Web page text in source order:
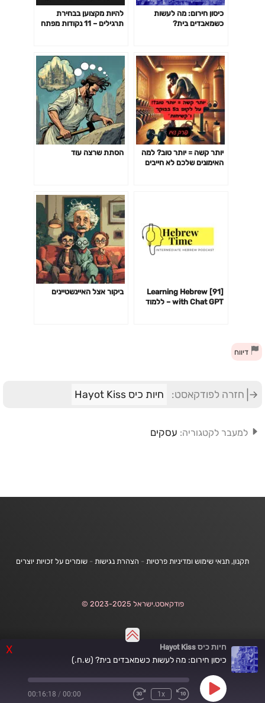
X חיות כיס Hayot Kiss
כיסון חירום: מה לעשות כשמאבדים בית? (ש.ח.)
Play
Rewind
1x
Fast
00:00
/
00:16:18
כיסון חירום: מה לעשות
כשמאבדים בית?
להיות מקצוען בבחירת
תרגילים – 11 נקודות מפתח
יותר קשה = יותר טוב? למה
האימונים שלכם לא חייבים
הסתת שרצה עוד
[91] Learning Hebrew
with Chat GPT – ללמוד
ביקור אצל האיינשטיינים
דיווח
חזרה לפודקאסט: חיות כיס Hayot Kiss
למעבר לקטגוריה: עסקים
תקנון, תנאי שימוש ומדיניות פרטיות - הצהרת נגישות - שומרים על זכויות יוצרים
פודקאסט.ישראל 2023-2025 ©